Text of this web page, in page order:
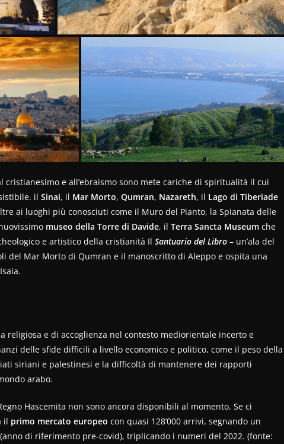
e all’ebraismo sono mete cariche di spiritualità il cui
il Sinai, il Mar Morto, Qumran, Nazareth, il Lago di Tiberiade
ai luoghi più conosciuti come il Muro del Pianto, la Spianata delle
museo della Torre di Davide, il Terra Sancta Museum che
e artistico della cristianità Il Santuario del Libro – un’ala del
del Mar Morto di Qumran e il manoscritto di Aleppo e ospita una
religiosa e di accoglienza nel contesto mediorientale incerto e
delle sfide difficili a livello economico e politico, come il peso della
siriani e palestinesi e la difficoltà di mantenere dei rapporti
arabo.
Hascemita non sono ancora disponibili al momento. Se ci
il primo mercato europeo con quasi 128’000 arrivi, segnando un
di riferimento pre-covid), triplicando i numeri del 2022. (fonte: